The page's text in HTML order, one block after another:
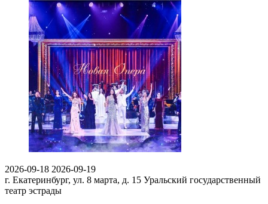
2026-09-18 2026-09-19
г. Екатеринбург, ул. 8 марта, д. 15 Уральский государственный
театр эстрады